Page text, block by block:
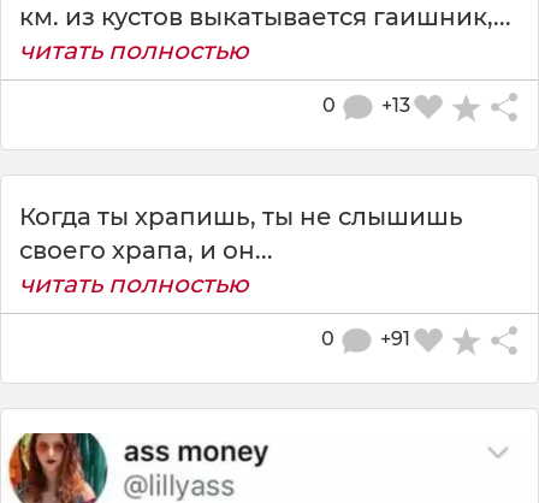
км. из кустов выкатывается гаишник,...
читать полностью
+13
0
Когда ты храпишь, ты не слышишь
своего храпа, и он...
читать полностью
+91
0